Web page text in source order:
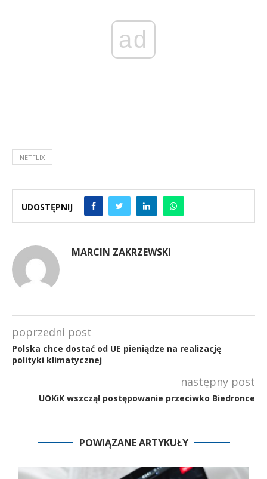
ad
NETFLIX
UDOSTĘPNIJ
MARCIN ZAKRZEWSKI
poprzedni post
Polska chce dostać od UE pieniądze na realizację
polityki klimatycznej
następny post
UOKiK wszczął postępowanie przeciwko Biedronce
POWIĄZANE ARTYKUŁY